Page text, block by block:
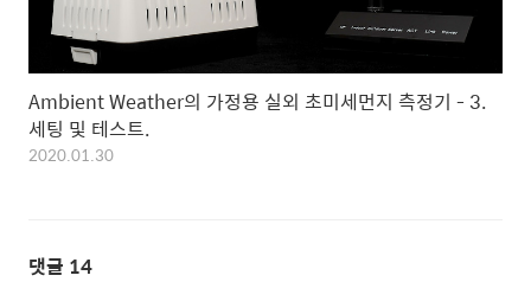
Ambient Weather의 가정용 실외 초미세먼지 측정기 - 3.
세팅 및 테스트.
2020.01.30
댓글 14